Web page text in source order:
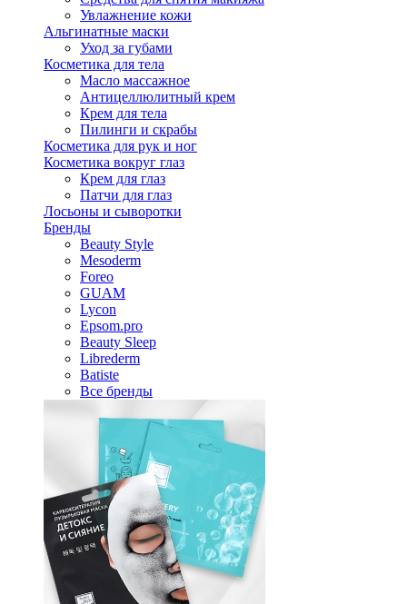
Увлажнение кожи
Альгинатные маски
Уход за губами
Косметика для тела
Масло массажное
Антицеллюлитный крем
Крем для тела
Пилинги и скрабы
Косметика для рук и ног
Косметика вокруг глаз
Крем для глаз
Патчи для глаз
Лосьоны и сыворотки
Бренды
Beauty Style
Mesoderm
Foreo
GUAM
Lycon
Epsom.pro
Beauty Sleep
Librederm
Batiste
Все бренды